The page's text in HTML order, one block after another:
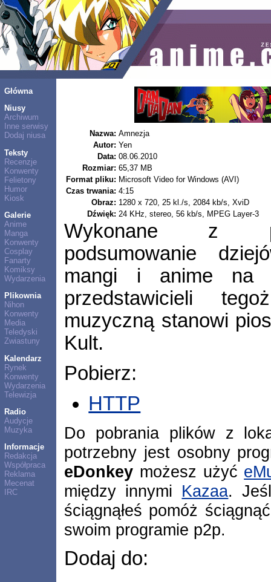
Główna
Niusy
Archiwum
Inne serwisy
Dodaj niusa
Teksty
Recenzje
Konwenty
Felietony
Humor
Kiosk
Galerie
Anime
Manga
Konwenty
Cosplay
Fanarty
Komiksy
Wydarzenia
Plikownia
Nihon
Konwenty
Media
Teledyski
Zwiastuny
Kalendarz
Rynek
Konwenty
Wydarzenia
Telewizja
Radio
Audycje
Muzyka
Informacje
Redakcja
Współpraca
Reklama
Mecenat
IRC
Nazwa: Amnezja
Autor: Yen
Data: 08.06.2010
Rozmiar: 65,37 MB
Format pliku: Microsoft Video for Windows (AVI)
Czas trwania: 4:15
Obraz: 1280 x 720, 25 kl./s, 2084 kb/s, XviD
Dźwięk: 24 KHz, stereo, 56 kb/s, MPEG Layer-3
Wykonane z
podsumowanie
mangi i anime na
przedstawicieli
muzyczną stanowi
Kult.
Pobierz:
HTTP
Do pobrania plików z
potrzebny jest osobny
eDonkey możesz użyć
między innymi Kazaa.
ściągnąłeś pomóż
swoim programie p2p.
Dodaj do: